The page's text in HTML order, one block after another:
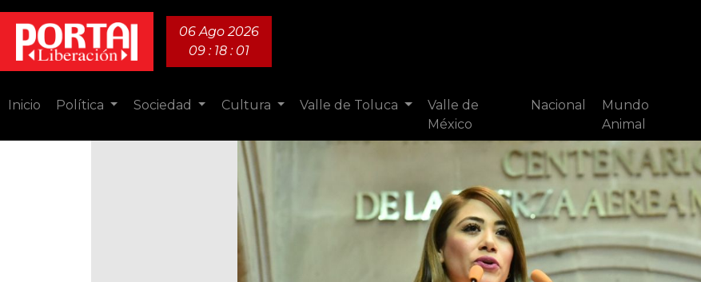
06 Ago 2026
09 : 18 : 02
Inicio Política Sociedad Cultura Valle de Toluca
Valle de
México
Nacional
Mundo
Animal